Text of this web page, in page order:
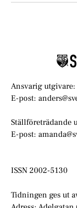
Ansvarig utgivare:
E-post:
Ställföreträdande
E-post:
ISSN 2002-5130
Tidningen ges ut